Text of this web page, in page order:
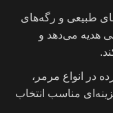
طبیعی و رگه‌های
هدیه می‌دهد و
در انواع مرمر،
مناسب انتخاب